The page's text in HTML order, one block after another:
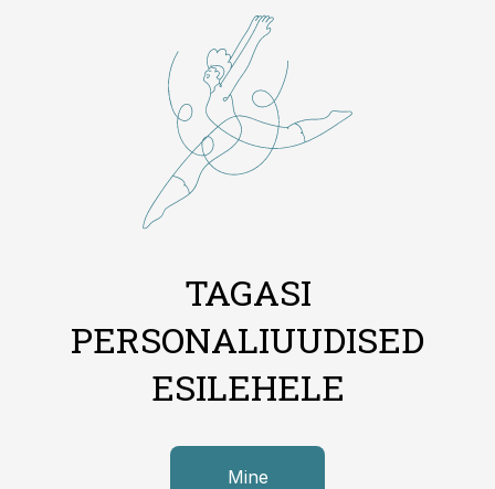
TAGASI
PERSONALIUUDISED
ESILEHELE
Mine